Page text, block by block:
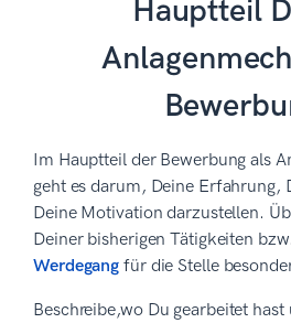
Hauptteil
Im Hauptteil der Bewerbung als
geht es darum, Deine Erfahrung,
Deine Motivation darzustellen.
Deiner bisherigen Tätigkeiten bzw.
Werdegang für die Stelle
Beschreibe,wo Du gearbeitet